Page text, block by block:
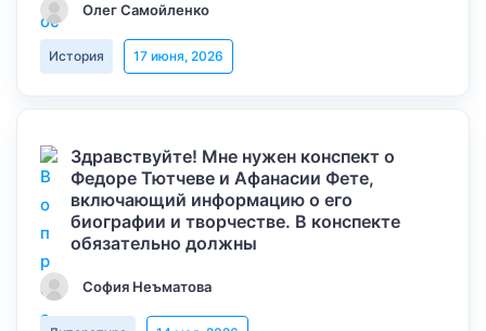
Олег Самойленко
История 17 июня, 2026
Здравствуйте! Мне нужен конспект о
Федоре Тютчеве и Афанасии Фете,
включающий информацию о его
биографии и творчестве. В конспекте
обязательно должны
София Неъматова